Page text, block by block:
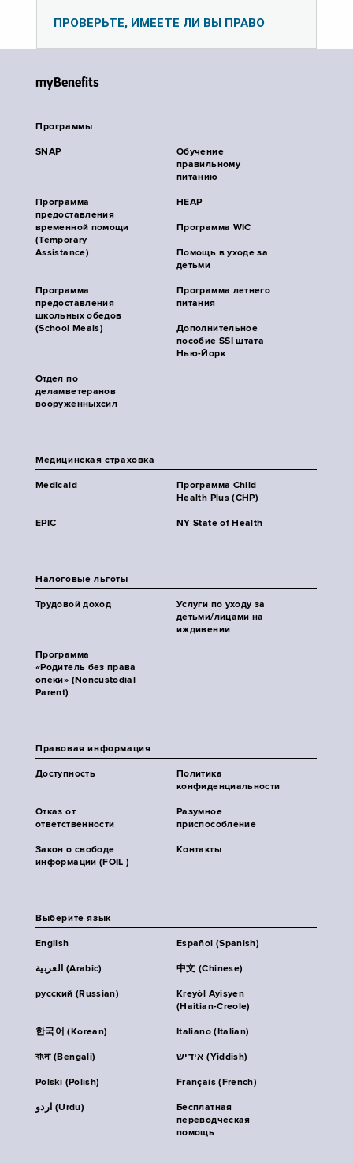
ПРОВЕРЬТЕ, ИМЕЕТЕ ЛИ ВЫ ПРАВО
myBenefits
Программы
SNAP
Обучение
правильному
питанию
Программа
предоставления
временной помощи
(Temporary
Assistance)
HEAP
Программа WIC
Помощь в уходе за
детьми
Программа
предоставления
школьных обедов
(School Meals)
Программа летнего
питания
Дополнительное
пособие SSI штата
Нью-Йорк
Отдел по
деламветеранов
вооруженныхсил
Медицинская страховка
Medicaid
Программа Child
Health Plus (CHP)
EPIC NY State of Health
Налоговые льготы
Трудовой доход
Услуги по уходу за
детьми/лицами на
иждивении
Программа
«Родитель без права
опеки» (Noncustodial
Parent)
Правовая информация
Доступность
Политика
конфиденциальности
Отказ от
ответственности
Разумное
приспособление
Закон о свободе
информации (FOIL )
Контакты
Выберите язык
English Español (Spanish)
العربية (Arabic) 中文 (Chinese)
русский (Russian)
Kreyòl Ayisyen
(Haitian-Creole)
한국어 (Korean) Italiano (Italian)
বাংলা (Bengali) אידיש (Yiddish)
Polski (Polish) Français (French)
اردو (Urdu)
Бесплатная
переводческая
помощь